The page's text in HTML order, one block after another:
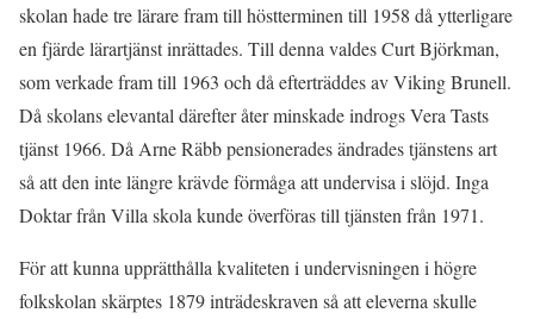
skolan hade tre lärare fram till höstterminen till 1958 då ytterligare
en fjärde lärartjänst inrättades. Till denna valdes Curt Björkman,
som verkade fram till 1963 och då efterträddes av Viking Brunell.
Då skolans elevantal därefter åter minskade indrogs Vera Tasts
tjänst 1966. Då Arne Räbb pensionerades ändrades tjänstens art
så att den inte längre krävde förmåga att undervisa i slöjd. Inga
Doktar från Villa skola kunde överföras till tjänsten från 1971.
För att kunna upprätthålla kvaliteten i undervisningen i högre
folkskolan skärptes 1879 inträdeskraven så att eleverna skulle